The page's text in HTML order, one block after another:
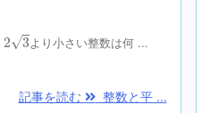
2√3
2 3
より小さい整数は何 ...
記事を読む 整数と平 ...